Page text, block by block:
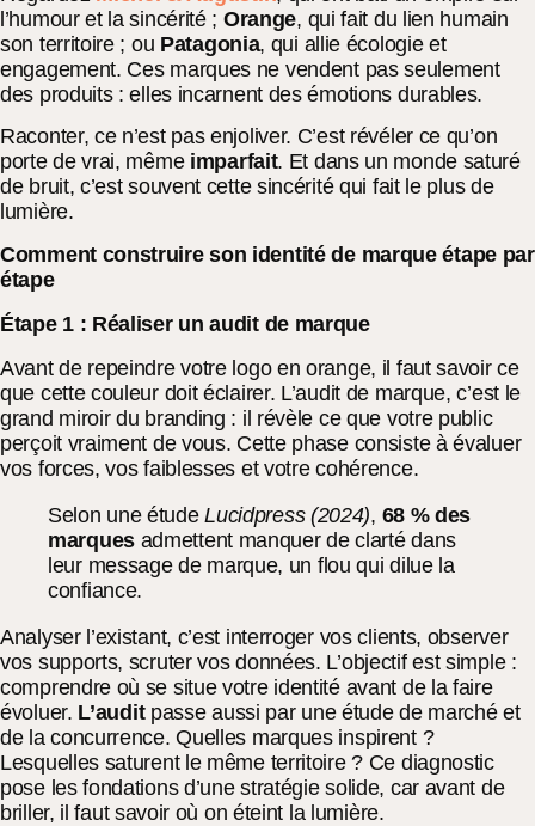
l’humour et la sincérité ; Orange, qui fait du lien humain
son territoire ; ou Patagonia, qui allie écologie et
engagement. Ces marques ne vendent pas seulement
des produits : elles incarnent des émotions durables.
Raconter, ce n’est pas enjoliver. C’est révéler ce qu’on
porte de vrai, même imparfait. Et dans un monde saturé
de bruit, c’est souvent cette sincérité qui fait le plus de
lumière.
Comment construire son identité de marque étape par
étape
Étape 1 : Réaliser un audit de marque
Avant de repeindre votre logo en orange, il faut savoir ce
que cette couleur doit éclairer. L’audit de marque, c’est le
grand miroir du branding : il révèle ce que votre public
perçoit vraiment de vous. Cette phase consiste à évaluer
vos forces, vos faiblesses et votre cohérence.
Selon une étudeLucidpress (2024), 68 % des
marquesadmettent manquer de clarté dans
leur message de marque, un flou qui dilue la
confiance.
Analyser l’existant, c’est interroger vos clients, observer
vos supports, scruter vos données. L’objectif est simple :
comprendre où se situe votre identité avant de la faire
évoluer. L’audit passe aussi par une étude de marché et
de la concurrence. Quelles marques inspirent ?
Lesquelles saturent le même territoire ? Ce diagnostic
pose les fondations d’une stratégie solide, car avant de
briller, il faut savoir où on éteint la lumière.